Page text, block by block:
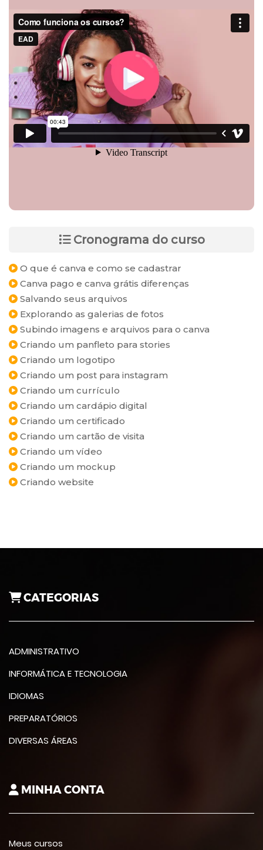
Cronograma do curso
O que é canva e como se cadastrar
Canva pago e canva grátis diferenças
Salvando seus arquivos
Explorando as galerias de fotos
Subindo imagens e arquivos para o canva
Criando um panfleto para stories
Criando um logotipo
Criando um post para instagram
Criando um currículo
Criando um cardápio digital
Criando um certificado
Criando um cartão de visita
Criando um vídeo
Criando um mockup
Criando website
CATEGORIAS
ADMINISTRATIVO
INFORMÁTICA E TECNOLOGIA
IDIOMAS
PREPARATÓRIOS
DIVERSAS ÁREAS
MINHA CONTA
Meus cursos